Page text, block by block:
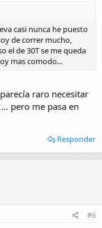
casi nunca he puesto
de correr mucho,
el de 30T se me queda
mas comodo...
raro necesitar
pero me pasa en
Responder
#6